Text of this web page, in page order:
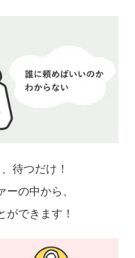
待つだけ！
の中から、
ができます！